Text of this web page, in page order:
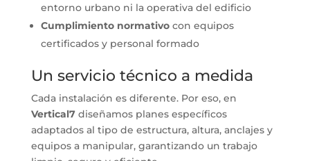
entorno urbano ni la operativa del edificio
Cumplimiento normativocon equipos
certificados y personal formado
Un servicio técnico a medida
Cada instalación es diferente. Por eso, en
Vertical7diseñamos planes específicos
adaptados al tipo de estructura, altura, anclajes y
equipos a manipular, garantizando un trabajo